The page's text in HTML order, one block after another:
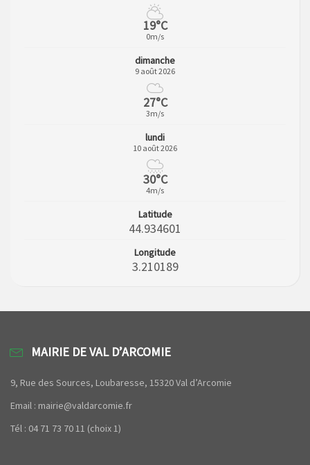
19°C
0m/s
dimanche
9 août 2026
27°C
3m/s
lundi
10 août 2026
30°C
4m/s
Latitude
44.934601
Longitude
3.210189
MAIRIE DE VAL D’ARCOMIE
9, Rue des Sources, Loubaresse, 15320 Val d’Arcomie
Email : mairie@valdarcomie.fr
Tél : 04 71 73 70 11 (choix 1)